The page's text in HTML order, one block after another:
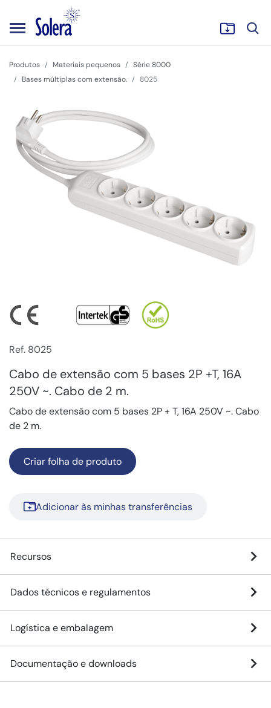
Produtos Materiais pequenos
Série 8000
Bases múltiplas com extensão.
8025
Ref. 8025
Cabo de extensão com 5 bases 2P +T, 16A
250V ~. Cabo de 2 m.
Cabo de extensão com 5 bases 2P + T, 16A 250V ~. Cabo
de 2 m.
Criar folha de produto
Adicionar às minhas transferências
Recursos
Dados técnicos e regulamentos
Logística e embalagem
Documentação e downloads